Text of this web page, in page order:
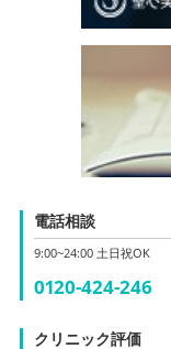
電話相談
9:00~24:00 土日祝OK
0120-424-246
クリニック評価